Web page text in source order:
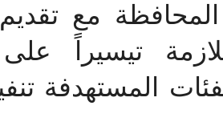
مع تقديم
تيسيراً على
المستهدفة تنفيذا